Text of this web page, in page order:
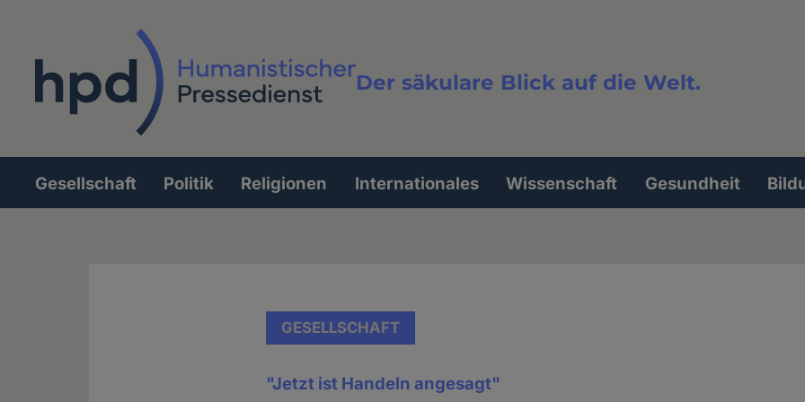
Der säkulare Blick auf die Welt.
Volltextsuche
Hauptnavigation
Gesellschaft Politik Religionen Internationales Wissenschaft Gesundheit
GESELLSCHAFT
"Jetzt ist Handeln angesagt"